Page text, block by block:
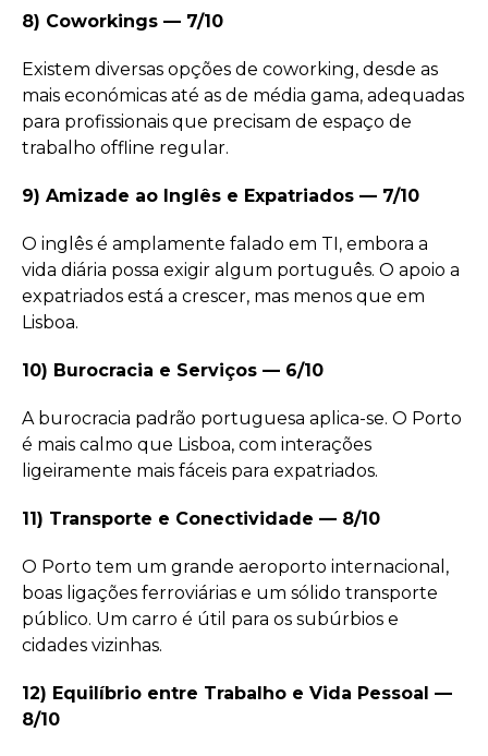
8) Coworkings — 7/10
Existem diversas opções de coworking, desde as
mais económicas até as de média gama, adequadas
para profissionais que precisam de espaço de
trabalho offline regular.
9) Amizade ao Inglês e Expatriados — 7/10
O inglês é amplamente falado em TI, embora a
vida diária possa exigir algum português. O apoio a
expatriados está a crescer, mas menos que em
Lisboa.
10) Burocracia e Serviços — 6/10
A burocracia padrão portuguesa aplica-se. O Porto
é mais calmo que Lisboa, com interações
ligeiramente mais fáceis para expatriados.
11) Transporte e Conectividade — 8/10
O Porto tem um grande aeroporto internacional,
boas ligações ferroviárias e um sólido transporte
público. Um carro é útil para os subúrbios e
cidades vizinhas.
12) Equilíbrio entre Trabalho e Vida Pessoal —
8/10